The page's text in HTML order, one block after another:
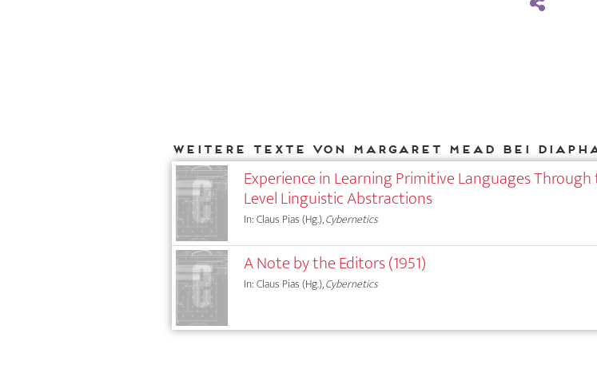
Weitere Texte von Margaret Mead bei
Experience in Learning Primitive Languages
Level Linguistic Abstractions
In: Claus Pias (Hg.),Cybernetics
A Note by the Editors (1951)
In: Claus Pias (Hg.),Cybernetics